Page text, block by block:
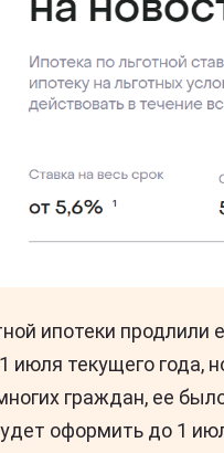
ипотеки
июля текущего года,
граждан, ее
оформить до 1